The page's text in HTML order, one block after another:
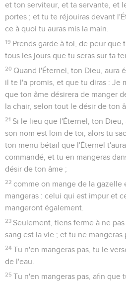
et ton serviteur, et ta servante, et
portes ; et tu te réjouiras devant
ce à quoi tu auras mis la main.
19 Prends garde à toi, de peur que
tous les jours que tu seras sur ta
20 Quand l'Éternel, ton Dieu, aura
il te l'a promis, et que tu diras : Je
que ton âme désirera de manger
la chair, selon tout le désir de ton
21 Si le lieu que l'Éternel, ton
son nom est loin de toi, alors tu
ton menu bétail que l'Éternel
commandé, et tu en mangeras
désir de ton âme ;
22 comme on mange de la gazelle
mangeras : celui qui est impur et
mangeront également.
23 Seulement, tiens ferme à ne
sang est la vie ; et tu ne mangeras
24 Tu n'en mangeras pas, tu le
de l'eau.
25 Tu n'en mangeras pas, afin que